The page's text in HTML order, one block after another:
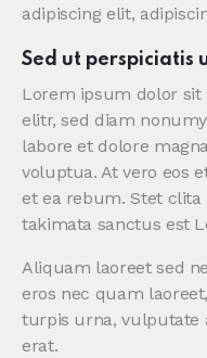
adipiscing elit,
Sed ut perspiciatis
Lorem ipsum dolor sit
elitr, sed diam
labore et dolore
voluptua. At vero eos
et ea rebum. Stet clita
takimata sanctus est
Aliquam laoreet sed
eros nec quam
turpis urna, vulputate
erat.